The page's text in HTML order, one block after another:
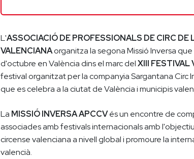
L'ASSOCIACIÓ DE PROFESSIONALS DE CIRC DE
VALENCIANAorganitza la segona Missió Inversa
d'octubre en València dins el marc delXIII FESTIVAL
festival organitzat per la companyia Sargantana Circ
que es celebra a la ciutat de València i municipis
La MISSIÓ INVERSA APCCVés un encontre de
associades amb festivals internacionals amb
circense valenciana a nivell global i promoure la
valencià.